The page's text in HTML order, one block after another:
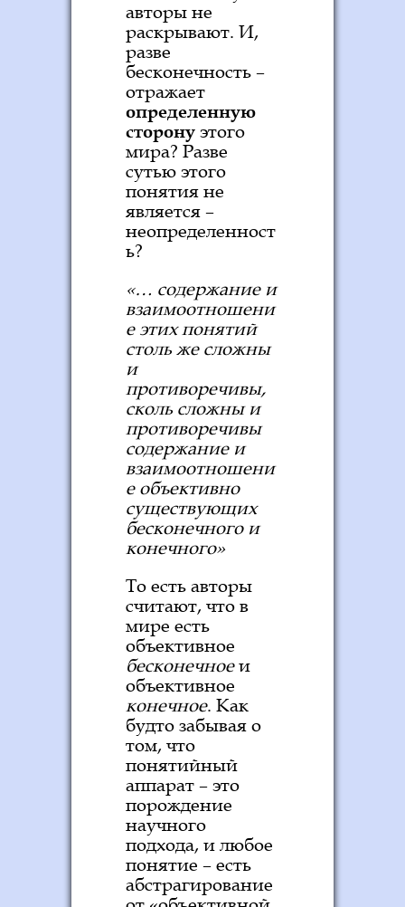
авторы не
раскрывают. И,
разве
бесконечность –
отражает
определенную
сторону этого
мира? Разве
сутью этого
понятия не
является –
неопределенност
ь?
«… содержание и
взаимоотношени
е этих понятий
столь же сложны
и
противоречивы,
сколь сложны и
противоречивы
содержание и
взаимоотношени
е объективно
существующих
бесконечного и
конечного»
То есть авторы
считают, что в
мире есть
объективное
бесконечноеи
объективное
конечное. Как
будто забывая о
том, что
понятийный
аппарат – это
порождение
научного
подхода, и любое
понятие – есть
абстрагирование